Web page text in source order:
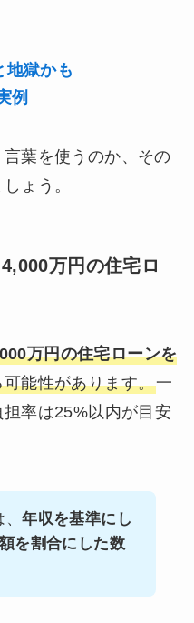
地獄かも
例
葉を使うのか、その
ょう。
万円の住宅ロ
万円の住宅ローンを
能性があります。一
率は25%以内が目安
、年収を基準にし
を割合にした数